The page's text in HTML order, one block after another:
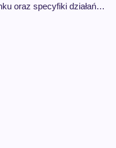
oraz specyfiki działań…